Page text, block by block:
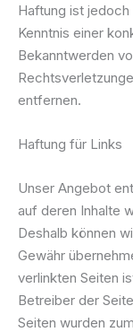
Haftung ist
Kenntnis einer
Bekanntwerden
entfernen.
Haftung für Links
Unser Angebot
auf deren Inhalte
Deshalb können
Gewähr
verlinkten Seiten
Betreiber der
Seiten wurden